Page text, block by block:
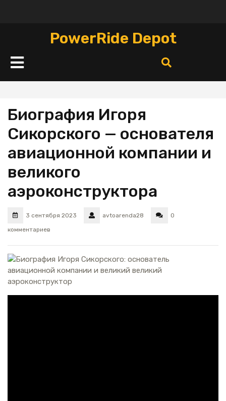
PowerRide Depot
Кнопка
Открыть
Биография Игоря
Сикорского — основателя
авиационной компании и
великого
аэроконструктора
3 сентября 2023 avtoarenda28
0
комментариев